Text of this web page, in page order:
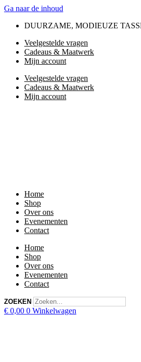
Ga naar de inhoud
DUURZAME, MODIEUZE
Veelgestelde vragen
Cadeaus & Maatwerk
Mijn account
Veelgestelde vragen
Cadeaus & Maatwerk
Mijn account
Home
Shop
Over ons
Evenementen
Contact
Home
Shop
Over ons
Evenementen
Contact
ZOEKEN
€ 0,00 0 Winkelwagen